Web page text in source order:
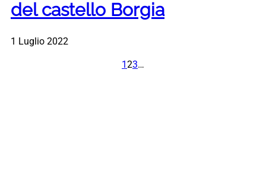
del castello Borgia
1 Luglio 2022
123…